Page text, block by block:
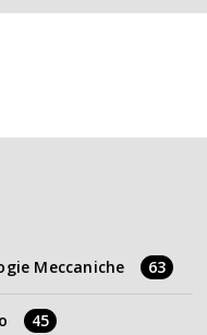
Meccaniche 63
45